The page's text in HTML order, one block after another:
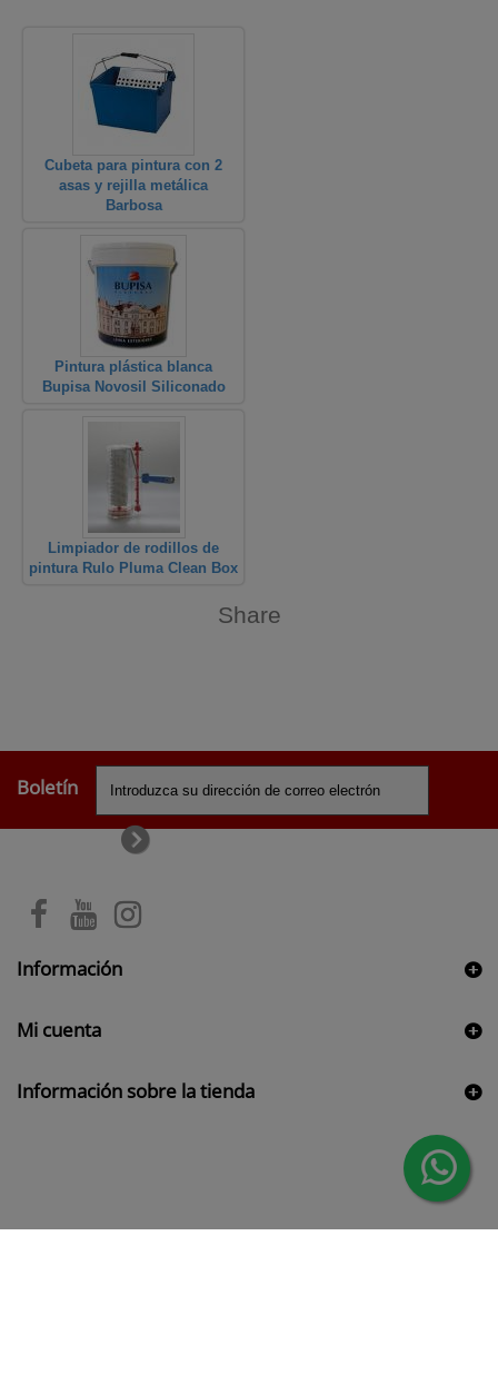
Cubeta para pintura con 2
asas y rejilla metálica
Barbosa
Pintura plástica blanca
Bupisa Novosil Siliconado
Limpiador de rodillos de
pintura Rulo Pluma Clean Box
Share
Boletín
Información
Mi cuenta
Información sobre la tienda